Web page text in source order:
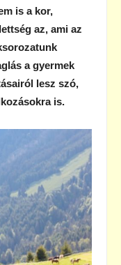
is a kor,
az, ami az
a gyermek
lesz szó,
is.